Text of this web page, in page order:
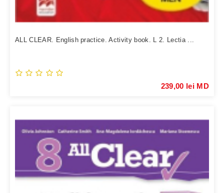
ALL CLEAR. English practice. Activity book. L 2. Lectia ...
239,00 lei MD